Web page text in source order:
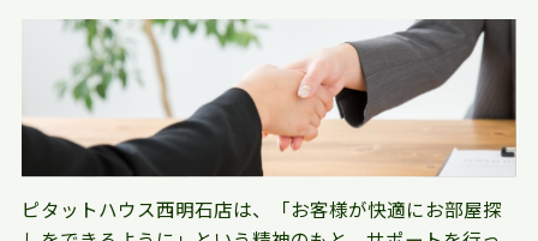
ピタットハウス西明石店は、「お客様が快適にお部屋探